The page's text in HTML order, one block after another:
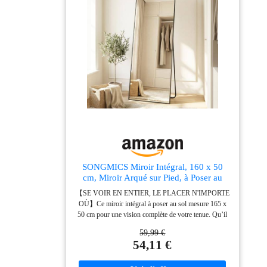
fissures pour une longue durée de vie Montage simple
: Il vous suffit de fixer 2 vis et votre miroir encadré est
en place, prêt à sublimer votre intérieur
SONGMICS Miroir Intégral, 160 x 50
cm, Miroir Arqué sur Pied, à Poser au
Sol, Cadre en Alliage d’Aluminium,
Verre Trempé, pour Chambre, Salon,
Dressing, Noir d'encre LFM031B01
【SE VOIR EN ENTIER, LE PLACER N'IMPORTE
OÙ】Ce miroir intégral à poser au sol mesure 165 x
50 cm pour une vision complète de votre tenue. Qu’il
parfait 【SOLIDE ET SÉCURISÉ】Doté d'un verre
trempé très résistant et d'un film de sécurité, ce miroir
59,99 €
54,11 €